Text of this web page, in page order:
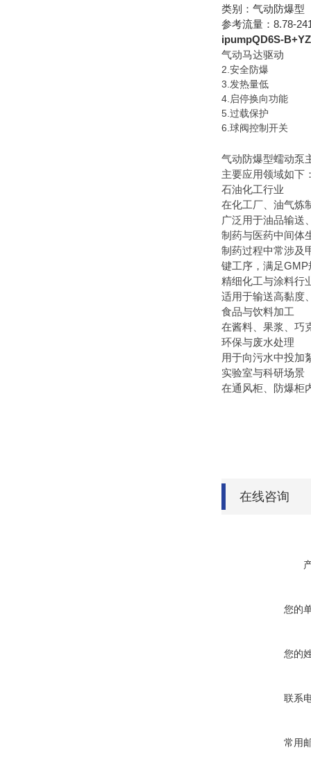
类别：气动防爆型
参考流量：8.78-
ipumpQD6S-
气动马达驱动
2.安全防爆
3.发热量低
4.启停换向功能
5.过载保护
6.球阀控制开关
气动防爆型蠕动泵‌
主要应用领域如下
‌石油化工行业‌
在化工厂、油气炼
广泛用于油品输送
制药与医药中间体
制药过程中常涉及
键工序，满足
精细化工与涂料行
适用于输送高黏度
‌食品与饮料加工‌
在酱料、果浆、巧
‌环保与废水处理‌
用于向污水中投加
‌实验室与科研场景‌
在通风柜、防爆柜
在线咨询
您的
您的
联系
常用